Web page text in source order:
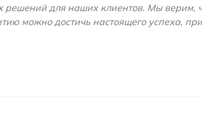
для наших клиентов. Мы верим,
можно достичь настоящего успеха,